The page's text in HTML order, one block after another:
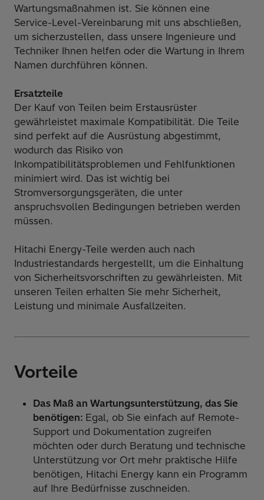
Wartungsmaßnahmen ist. Sie können eine
Service-Level-Vereinbarung mit uns abschließen,
um sicherzustellen, dass unsere Ingenieure und
Techniker Ihnen helfen oder die Wartung in Ihrem
Namen durchführen können.
Ersatzteile
Der Kauf von Teilen beim Erstausrüster
gewährleistet maximale Kompatibilität. Die Teile
sind perfekt auf die Ausrüstung abgestimmt,
wodurch das Risiko von
Inkompatibilitätsproblemen und Fehlfunktionen
minimiert wird. Das ist wichtig bei
Stromversorgungsgeräten, die unter
anspruchsvollen Bedingungen betrieben werden
müssen.
Hitachi Energy-Teile werden auch nach
Industriestandards hergestellt, um die Einhaltung
von Sicherheitsvorschriften zu gewährleisten. Mit
unseren Teilen erhalten Sie mehr Sicherheit,
Leistung und minimale Ausfallzeiten.
Vorteile
Das Maß an Wartungsunterstützung, das Sie
benötigen: Egal, ob Sie einfach auf Remote-
Support und Dokumentation zugreifen
möchten oder durch Beratung und technische
Unterstützung vor Ort mehr praktische Hilfe
benötigen, Hitachi Energy kann ein Programm
auf Ihre Bedürfnisse zuschneiden.